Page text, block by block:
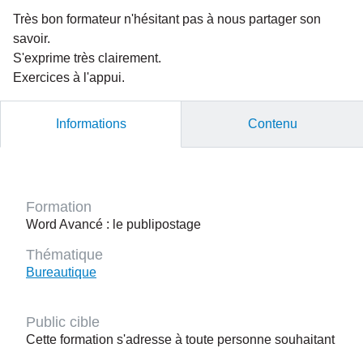
Très bon formateur n'hésitant pas à nous partager son
savoir.
S'exprime très clairement.
Exercices à l'appui.
Informations Contenu
Formation
Word Avancé : le publipostage
Thématique
Bureautique
Public cible
Cette formation s'adresse à toute personne souhaitant